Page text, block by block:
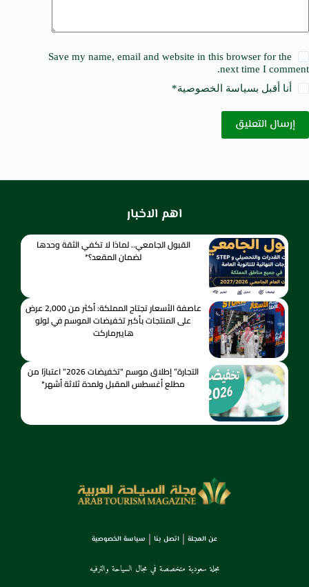
Save my name, email and website in this browser for the
next time I comment.
أنا أقبل بسياسة الخصوصية*
إرسال التعليق
اهم الاخبار
القبول الجامعي.. لماذا لا تكفي الثقة وحدها
لضمان المقعد؟*
عاصفة الأسعار تجتاح المملكة: أكثر من 2,000 عرض
على المنتجات بأكبر تخفيضات الموسم في لولو
هايبرماركت
التجارة” إطلاق موسم “تخفيضات 2026” اعتبارًا من
مطلع أغسطس المقبل ولمدة ثلاثة أشهر*
عن المجلة اتصل بنا سياسة الخصوصية
مجلة سعودية متخصصة في مجال السياحة والترفيه